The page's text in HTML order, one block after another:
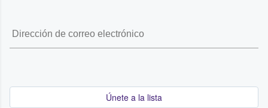
Únete a la lista